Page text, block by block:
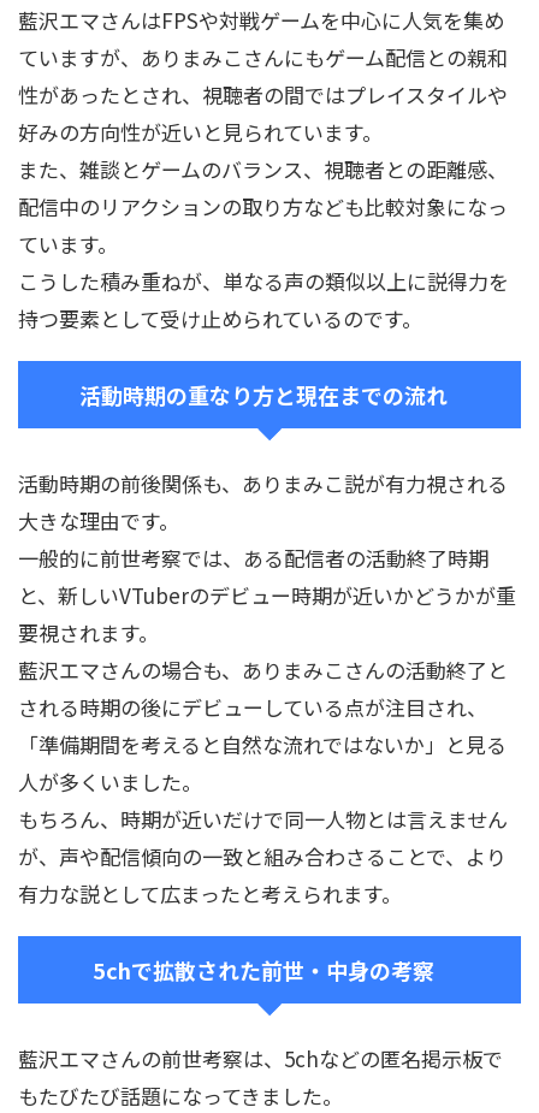
藍沢エマさんはFPSや対戦ゲームを中心に人気を集め
ていますが、ありまみこさんにもゲーム配信との親和
性があったとされ、視聴者の間ではプレイスタイルや
好みの方向性が近いと見られています。
また、雑談とゲームのバランス、視聴者との距離感、
配信中のリアクションの取り方なども比較対象になっ
ています。
こうした積み重ねが、単なる声の類似以上に説得力を
持つ要素として受け止められているのです。
活動時期の重なり方と現在までの流れ
活動時期の前後関係も、ありまみこ説が有力視される
大きな理由です。
一般的に前世考察では、ある配信者の活動終了時期
と、新しいVTuberのデビュー時期が近いかどうかが重
要視されます。
藍沢エマさんの場合も、ありまみこさんの活動終了と
される時期の後にデビューしている点が注目され、
「準備期間を考えると自然な流れではないか」と見る
人が多くいました。
もちろん、時期が近いだけで同一人物とは言えません
が、声や配信傾向の一致と組み合わさることで、より
有力な説として広まったと考えられます。
5chで拡散された前世・中身の考察
藍沢エマさんの前世考察は、5chなどの匿名掲示板で
もたびたび話題になってきました。